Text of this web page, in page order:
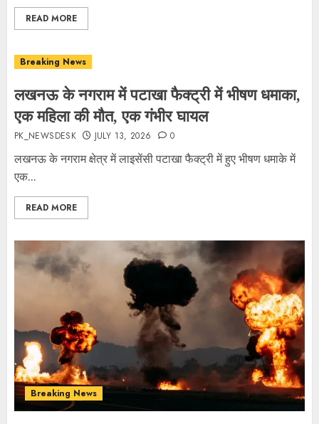
READ MORE
Breaking News
लखनऊ के नगराम में पटाखा फैक्ट्री में भीषण धमाका,
एक महिला की मौत, एक गंभीर घायल
PK_NEWSDESK JULY 13, 2026 0
लखनऊ के नगराम क्षेत्र में लाइसेंसी पटाखा फैक्ट्री में हुए भीषण धमाके में
एक...
READ MORE
Breaking News